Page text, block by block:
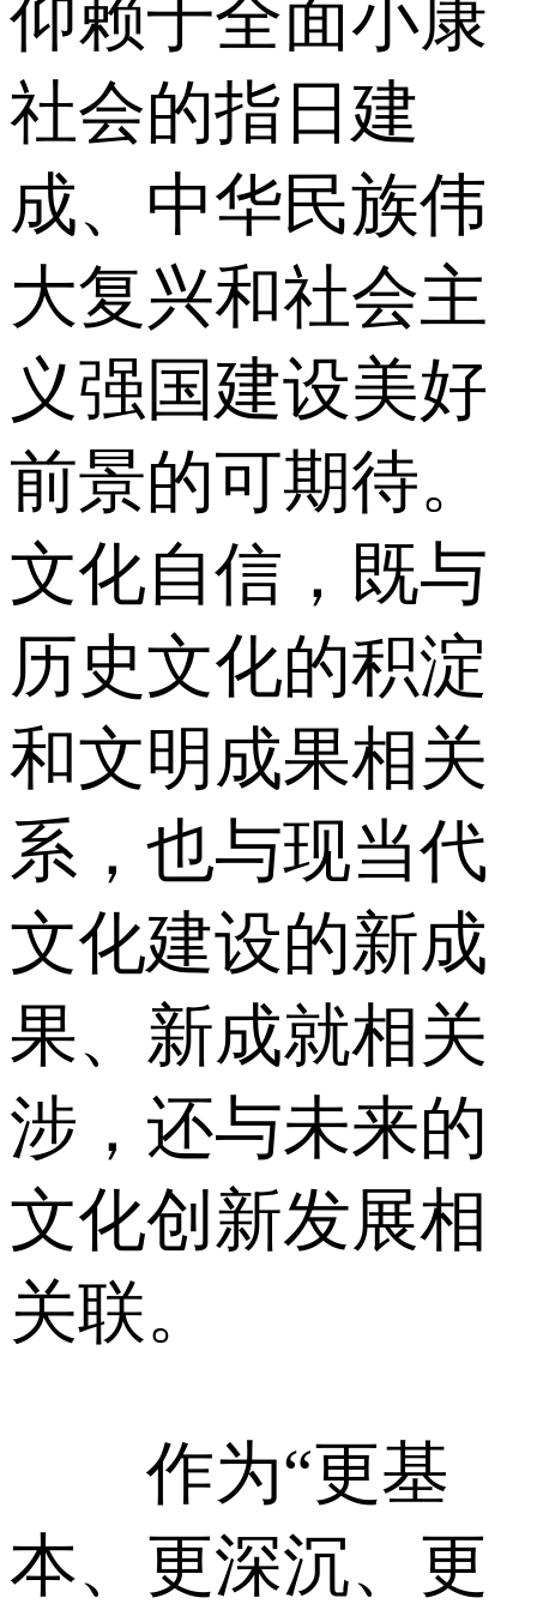
仰赖于全面小康
社会的指日建
成、中华民族伟
大复兴和社会主
义强国建设美好
前景的可期待。
文化自信，既与
历史文化的积淀
和文明成果相关
系，也与现当代
文化建设的新成
果、新成就相关
涉，还与未来的
文化创新发展相
关联。
作为“更基
本、更深沉、更